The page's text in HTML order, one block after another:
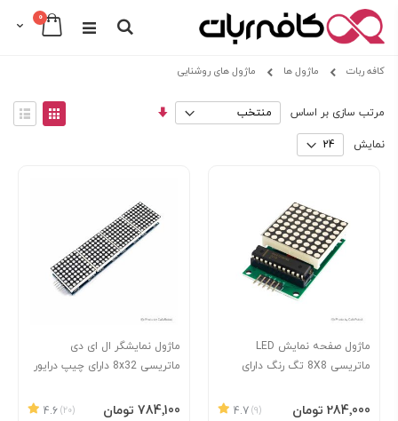
Cart0
Search
to
کافه ربات ماژول ها ماژول های روشنایی
مرتب سازی بر اساس
مرتب
View
as
نمایش
ماژول صفحه نمایش LED
ماتریسی 8X8 تگ رنگ دارای
4.7
(9) ‎284٬000 تومان
افزودن به سبد
ماژول نمایشگر ال ای دی
ماتریسی 8x32 دارای چیپ درایور
4.6
(20) ‎784٬100 تومان
افزودن به سبد